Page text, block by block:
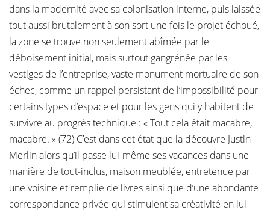
dans la modernité avec sa colonisation interne, puis laissée
tout aussi brutalement à son sort une fois le projet échoué,
la zone se trouve non seulement abîmée par le
déboisement initial, mais surtout gangrénée par les
vestiges de l’entreprise, vaste monument mortuaire de son
échec, comme un rappel persistant de l’impossibilité pour
certains types d’espace et pour les gens qui y habitent de
survivre au progrès technique : « Tout cela était macabre,
macabre. » (72) C’est dans cet état que la découvre Justin
Merlin alors qu’il passe lui-même ses vacances dans une
manière de tout-inclus, maison meublée, entretenue par
une voisine et remplie de livres ainsi que d’une abondante
correspondance privée qui stimulent sa créativité en lui